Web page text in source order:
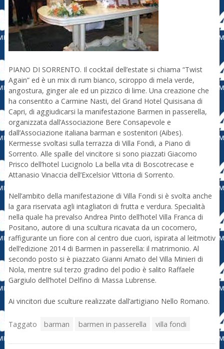
PIANO DI SORRENTO. Il cocktail dell’estate si chiama “Twist
Again” ed è un mix di rum bianco, sciroppo di mela verde,
angostura, ginger ale ed un pizzico di lime. Una creazione che
ha consentito a Carmine Nasti, del Grand Hotel Quisisana di
Capri, di aggiudicarsi la manifestazione Barmen in passerella,
organizzata dall’Associazione Bere Consapevole e
dall’Associazione italiana barman e sostenitori (Aibes).
Kermesse svoltasi sulla terrazza di Villa Fondi, a Piano di
Sorrento. Alle spalle del vincitore si sono piazzati Giacomo
Prisco dell’hotel Lucignolo La bella vita di Boscotrecase e
Attanasio Vinaccia dell’Excelsior Vittoria di Sorrento.
Nell’ambito della manifestazione di Villa Fondi si è svolta anche
la gara riservata agli intagliatori di frutta e verdura. Specialità
nella quale ha prevalso Andrea Pinto dell’hotel Villa Franca di
Positano, autore di una scultura ricavata da un cocomero,
raffigurante un fiore con al centro due cuori, ispirata al leitmotiv
dell’edizione 2014 di Barmen in passerella: il matrimonio. Al
secondo posto si è piazzato Gianni Amato del Villa Minieri di
Nola, mentre sul terzo gradino del podio è salito Raffaele
Gargiulo dell’hotel Delfino di Massa Lubrense.
Ai vincitori due sculture realizzate dall’artigiano Nello Romano.
Taggato barman barmen in passerella villa fondi